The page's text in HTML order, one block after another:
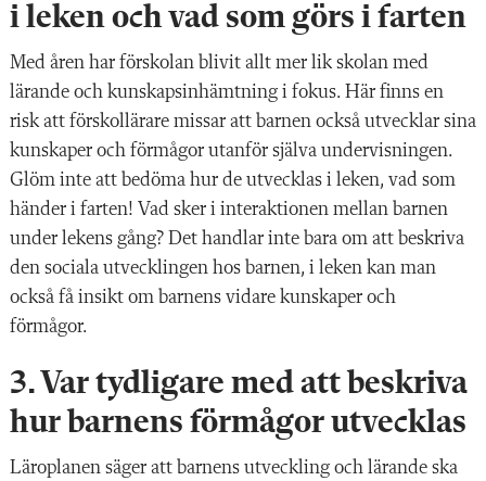
i leken och vad som görs i farten
Med åren har förskolan blivit allt mer lik skolan med
lärande och kunskapsinhämtning i fokus. Här finns en
risk att förskollärare missar att barnen också utvecklar sina
kunskaper och förmågor utanför själva undervisningen.
Glöm inte att bedöma hur de utvecklas i leken, vad som
händer i farten! Vad sker i interaktionen mellan barnen
under lekens gång? Det handlar inte bara om att beskriva
den sociala utvecklingen hos barnen, i leken kan man
också få insikt om barnens vidare kunskaper och
förmågor.
3. Var tydligare med att beskriva
hur barnens förmågor utvecklas
Läroplanen säger att barnens utveckling och lärande ska